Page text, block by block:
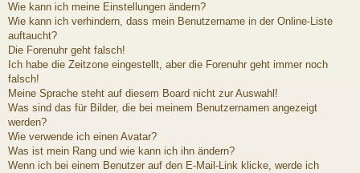
Wie kann ich meine Einstellungen ändern?
Wie kann ich verhindern, dass mein Benutzername in der Online-Liste
auftaucht?
Die Forenuhr geht falsch!
Ich habe die Zeitzone eingestellt, aber die Forenuhr geht immer noch
falsch!
Meine Sprache steht auf diesem Board nicht zur Auswahl!
Was sind das für Bilder, die bei meinem Benutzernamen angezeigt
werden?
Wie verwende ich einen Avatar?
Was ist mein Rang und wie kann ich ihn ändern?
Wenn ich bei einem Benutzer auf den E-Mail-Link klicke, werde ich